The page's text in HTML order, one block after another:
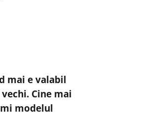
mai e valabil
Cine mai
modelul